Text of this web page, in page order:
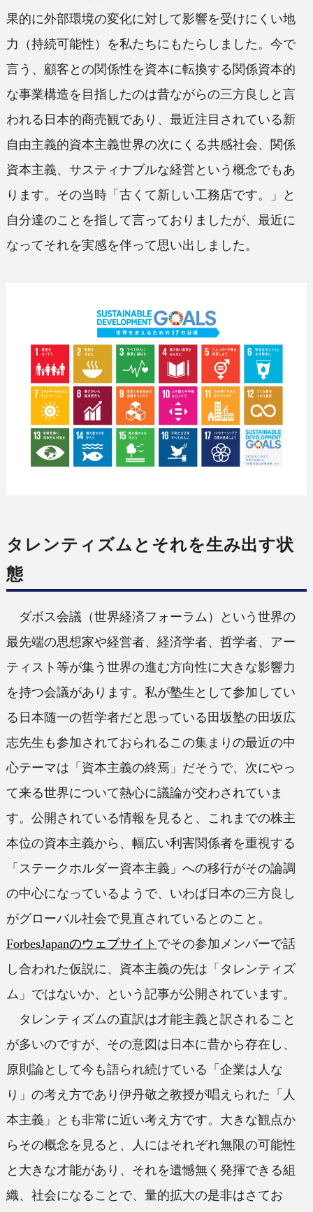
果的に外部環境の変化に対して影響を受けにくい地
力（持続可能性）を私たちにもたらしました。今で
言う、顧客との関係性を資本に転換する関係資本的
な事業構造を目指したのは昔ながらの三方良しと言
われる日本的商売観であり、最近注目されている新
自由主義的資本主義世界の次にくる共感社会、関係
資本主義、サスティナブルな経営という概念でもあ
ります。その当時「古くて新しい工務店です。」と
自分達のことを指して言っておりましたが、最近に
なってそれを実感を伴って思い出しました。
タレンティズムとそれを生み出す状
態
ダボス会議（世界経済フォーラム）という世界の
最先端の思想家や経営者、経済学者、哲学者、アー
ティスト等が集う世界の進む方向性に大きな影響力
を持つ会議があります。私が塾生として参加してい
る日本随一の哲学者だと思っている田坂塾の田坂広
志先生も参加されておられるこの集まりの最近の中
心テーマは「資本主義の終焉」だそうで、次にやっ
て来る世界について熱心に議論が交わされていま
す。公開されている情報を見ると、これまでの株主
本位の資本主義から、幅広い利害関係者を重視する
「ステークホルダー資本主義」への移行がその論調
の中心になっているようで、いわば日本の三方良し
がグローバル社会で見直されているとのこと。
ForbesJapanのウェブサイト でその参加メンバーで話
し合われた仮説に、資本主義の先は「タレンティズ
ム」ではないか、という記事が公開されています。
タレンティズムの直訳は才能主義と訳されること
が多いのですが、その意図は日本に昔から存在し、
原則論として今も語られ続けている「企業は人な
り」の考え方であり伊丹敬之教授が唱えられた「人
本主義」とも非常に近い考え方です。大きな観点か
らその概念を見ると、人にはそれぞれ無限の可能性
と大きな才能があり、それを遺憾無く発揮できる組
織、社会になることで、量的拡大の是非はさてお